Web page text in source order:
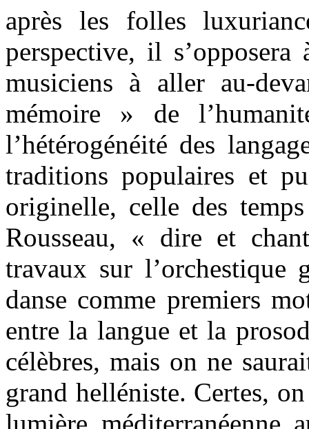
après les folles
perspective, il
musiciens à aller au-
mémoire » de
l’hétérogénéité des
traditions populaires et
originelle, celle des
Rousseau, « dire et
travaux sur l’orchestique
danse comme premiers
entre la langue et la
célèbres, mais on ne
grand helléniste. Certes,
lumière méditerranéenne